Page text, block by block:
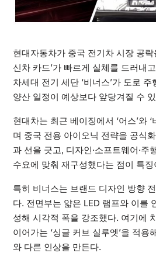
현대자동차가 중국 전기차 시장 공략
신차 카드’가 빠르게 실체를 드러내
차세대 전기 세단 ‘비너스’가 도로
양산 일정이 예상보다 앞당겨질 수
현대차는 최근 베이징에서 ‘어스’와
며 중국 전용 아이오닉 전략을 공식
과 선을 긋고, 디자인·소프트웨어·주
수요에 맞춰 재구성했다는 점이 특징
특히 비너스는 브랜드 디자인 방향
다. 전면부는 얇은 LED 램프와 이를
성해 시각적 폭을 강조했다. 여기에
이어가는 ‘싱글 커브 실루엣’을 적용
와 다른 인상을 만든다.